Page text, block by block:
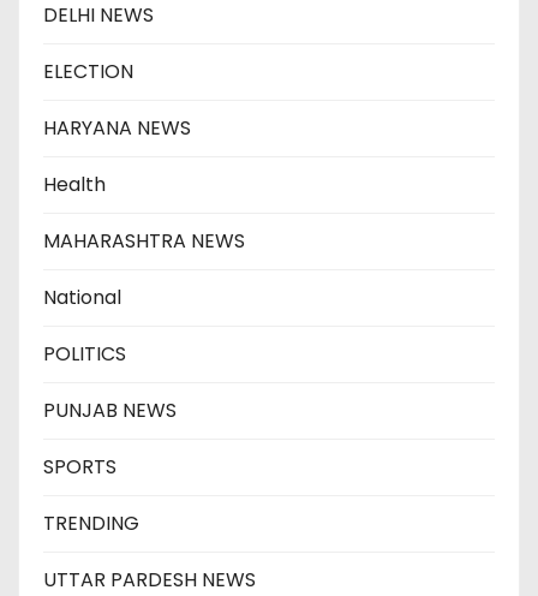
DELHI NEWS
ELECTION
HARYANA NEWS
Health
MAHARASHTRA NEWS
National
POLITICS
PUNJAB NEWS
SPORTS
TRENDING
UTTAR PARDESH NEWS